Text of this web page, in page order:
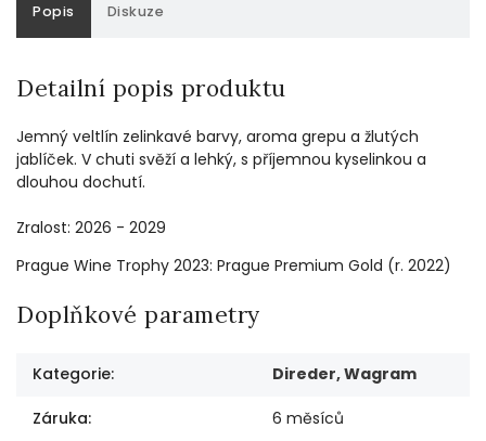
Popis Diskuze
Detailní popis produktu
Jemný veltlín zelinkavé barvy, aroma grepu a žlutých
jablíček. V chuti svěží a lehký, s příjemnou kyselinkou a
dlouhou dochutí.
Zralost: 2026 - 2029
Prague Wine Trophy 2023: Prague Premium Gold (r. 2022)
Doplňkové parametry
Kategorie: Direder, Wagram
Záruka: 6 měsíců